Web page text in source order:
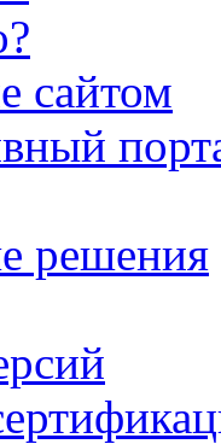
сайтом
решения